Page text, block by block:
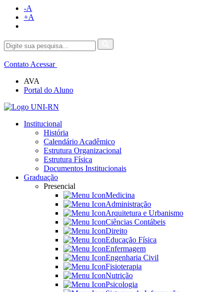
-A
+A
Contato Acessar
AVA
Portal do Aluno
Institucional
História
Calendário Acadêmico
Estrutura Organizacional
Estrutura Física
Documentos Institucionais
Graduação
Presencial
Medicina
Administração
Arquitetura e Urbanismo
Ciências Contábeis
Direito
Educação Física
Enfermagem
Engenharia Civil
Fisioterapia
Nutrição
Psicologia